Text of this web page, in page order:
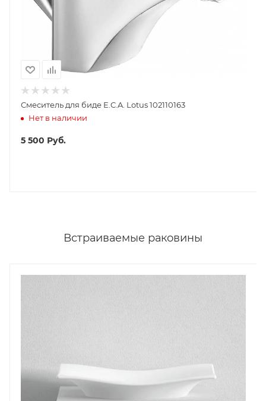
Смеситель для биде E.C.A. Lotus 102110163
Нет в наличии
5 500 Руб.
Встраиваемые раковины